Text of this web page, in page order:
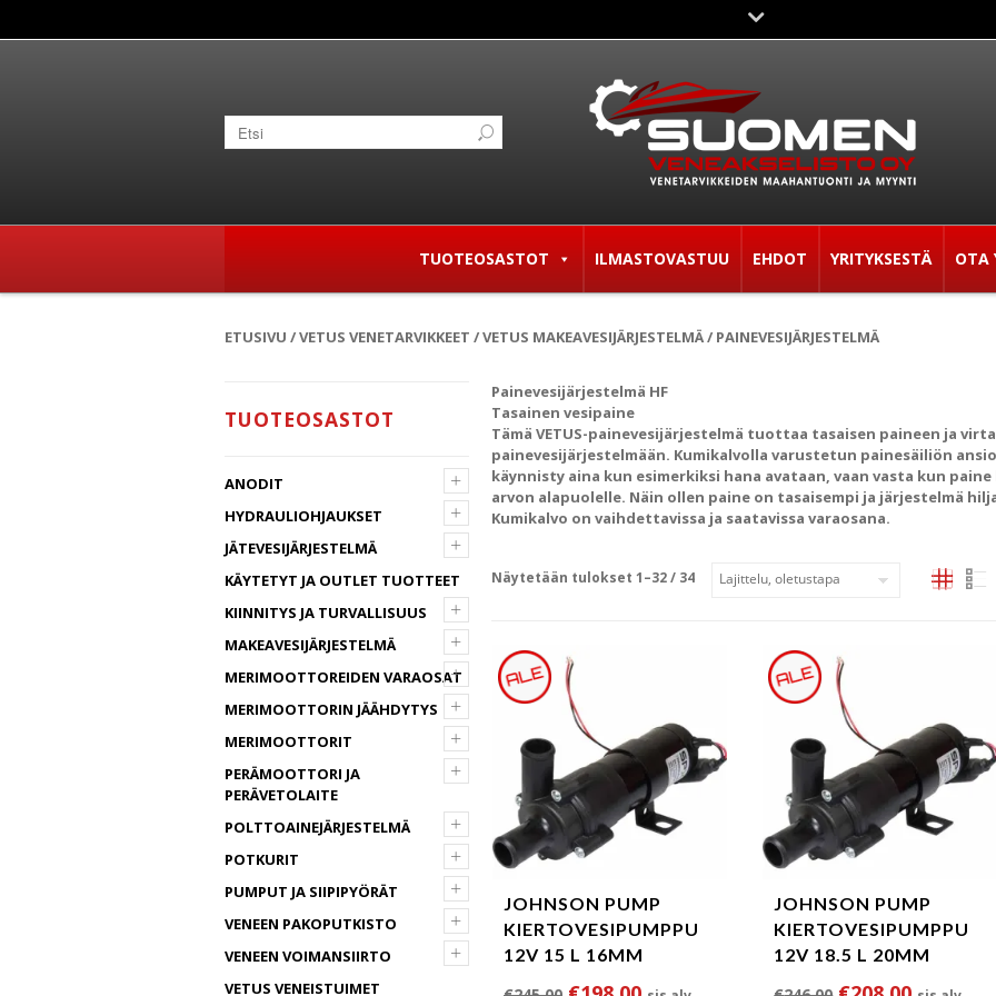
TUOTEOSASTOT ILMASTOVASTUU EHDOT YRITYKSESTÄ OTA
ETUSIVU /VETUS VENETARVIKKEET /VETUS MAKEAVESIJÄRJESTELMÄ/ PAINEVESIJÄRJESTELMÄ
TUOTEOSASTOT
+
ANODIT
+
HYDRAULIOHJAUKSET
+
JÄTEVESIJÄRJESTELMÄ
KÄYTETYT JA OUTLET TUOTTEET
+
KIINNITYS JA TURVALLISUUS
+
MAKEAVESIJÄRJESTELMÄ
+
MERIMOOTTOREIDEN VARAOSAT
+
MERIMOOTTORIN JÄÄHDYTYS
+
MERIMOOTTORIT
+
PERÄMOOTTORI JA
PERÄVETOLAITE
+
POLTTOAINEJÄRJESTELMÄ
+
POTKURIT
+
PUMPUT JA SIIPIPYÖRÄT
+
VENEEN PAKOPUTKISTO
+
VENEEN VOIMANSIIRTO
VETUS VENEISTUIMET
Painevesijärjestelmä HF
Tasainen vesipaine
Tämä VETUS-painevesijärjestelmä tuottaa tasaisen paineen ja
painevesijärjestelmään. Kumikalvolla varustetun painesäiliön
käynnisty aina kun esimerkiksi hana avataan, vaan vasta kun paine
arvon alapuolelle. Näin ollen paine on tasaisempi ja järjestelmä
Kumikalvo on vaihdettavissa ja saatavissa varaosana.
Näytetään tulokset 1–32 / 34
JOHNSON PUMP
KIERTOVESIPUMPPU
12V 15 L 16MM
JOHNSON PUMP
KIERTOVESIPUMPPU
12V 18.5 L 20MM